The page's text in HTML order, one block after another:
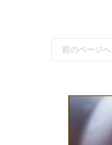
前のページへ